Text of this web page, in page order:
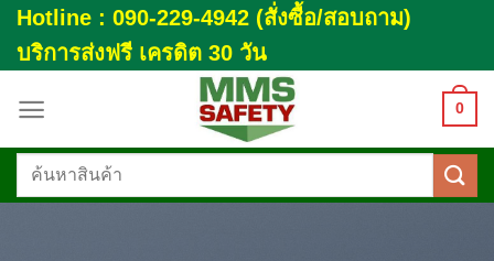
Skip
to
content
Hotline : 090-229-4942 (สั่งซื้อ/สอบถาม)
บริการส่งฟรี เครดิต 30 วัน
0
ค้นหา: